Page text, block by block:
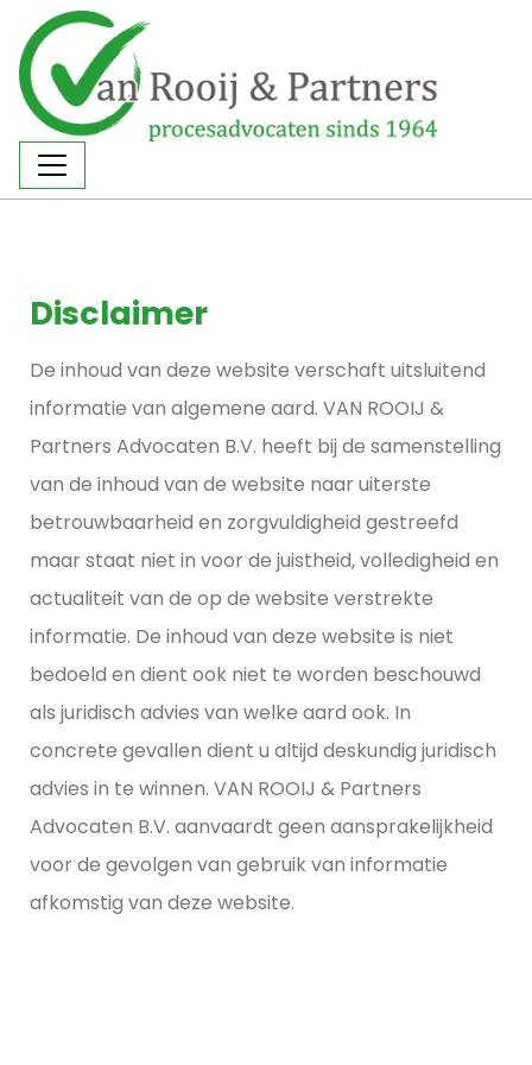
Disclaimer
De inhoud van deze website verschaft uitsluitend
informatie van algemene aard. VAN ROOIJ &
Partners Advocaten B.V. heeft bij de samenstelling
van de inhoud van de website naar uiterste
betrouwbaarheid en zorgvuldigheid gestreefd
maar staat niet in voor de juistheid, volledigheid en
actualiteit van de op de website verstrekte
informatie. De inhoud van deze website is niet
bedoeld en dient ook niet te worden beschouwd
als juridisch advies van welke aard ook. In
concrete gevallen dient u altijd deskundig juridisch
advies in te winnen. VAN ROOIJ & Partners
Advocaten B.V. aanvaardt geen aansprakelijkheid
voor de gevolgen van gebruik van informatie
afkomstig van deze website.